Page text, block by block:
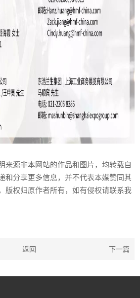
来源非本网站的作品和图片，均转载自
和分享更多信息，并不代表本媒赞同其
版权归原作者所有，如有侵权请联系我
返回 下一篇